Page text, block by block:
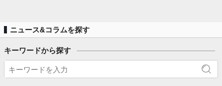
ニュース&コラムを探す
キーワードから探す